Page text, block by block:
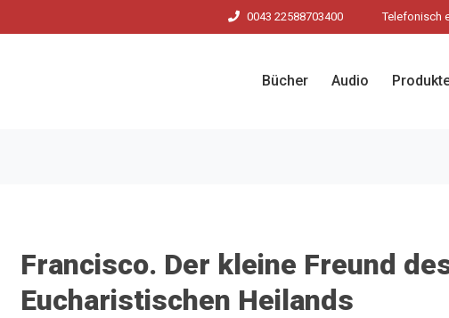
0043 22588703400 Telefonisch
Bücher Audio
Francisco. Der kleine Freund
Eucharistischen Heilands